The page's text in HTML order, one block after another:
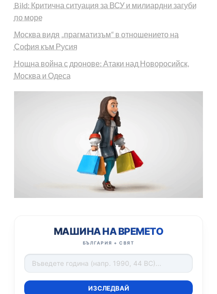
Bild: Критична ситуация за ВСУ и милиардни загуби
по море
Москва видя „прагматизъм“ в отношението на
София към Русия
Нощна война с дронове: Атаки над Новоросийск,
Москва и Одеса
МАШИНА НА ВРЕМЕТО
БЪЛГАРИЯ + СВЯТ
ИЗСЛЕДВАЙ